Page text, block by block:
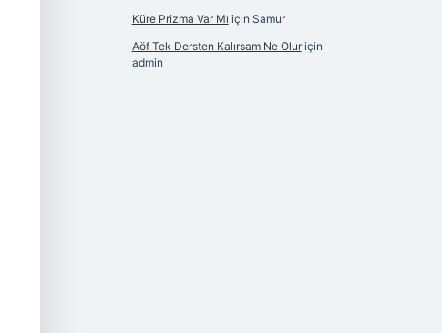
Küre Prizma Var Mı için Samur
Aöf Tek Dersten Kalırsam Ne Oluriçin
admin